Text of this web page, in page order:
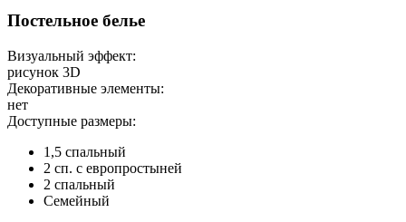
Постельное белье
Визуальный эффект:
рисунок 3D
Декоративные элементы:
нет
Доступные размеры:
1,5 спальный
2 сп. с европростыней
2 спальный
Семейный